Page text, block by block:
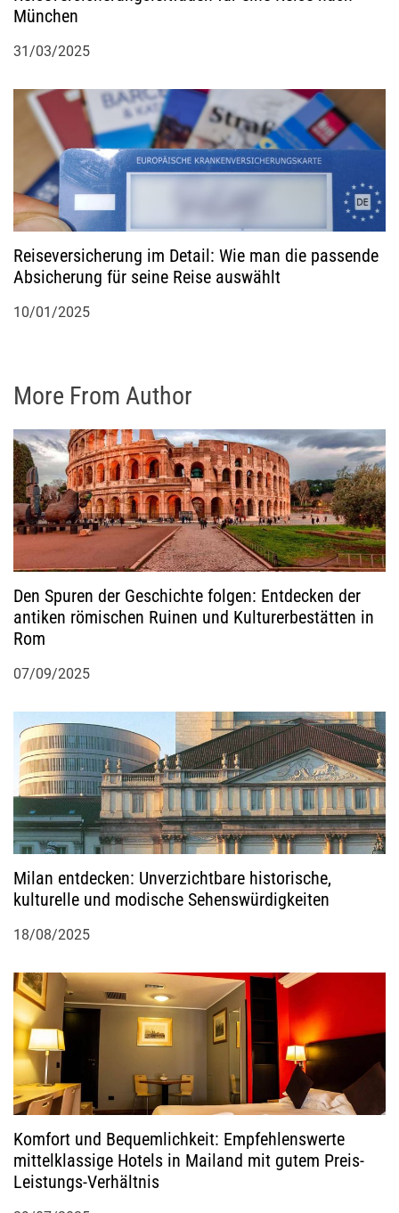
München
31/03/2025
Reiseversicherung im Detail: Wie man die passende
Absicherung für seine Reise auswählt
10/01/2025
More From Author
Den Spuren der Geschichte folgen: Entdecken der
antiken römischen Ruinen und Kulturerbestätten in
Rom
07/09/2025
Milan entdecken: Unverzichtbare historische,
kulturelle und modische Sehenswürdigkeiten
18/08/2025
Komfort und Bequemlichkeit: Empfehlenswerte
mittelklassige Hotels in Mailand mit gutem Preis-
Leistungs-Verhältnis